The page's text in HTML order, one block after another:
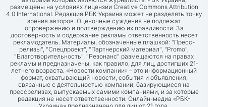
размещены на условиях лицензии Creative Commons Attribution
4.0 International. Редакция РБК-Украина может не разделять точку
зрения авторов. Оценочные суждения не подлежат
опровержению и подтверждению их правдивости. За
достоверность и содержание рекламы ответственность несет
рекламодатель. Материалы, обозначенные плашкой: "Пресс-
релизы", "Спецпроект", "Партнерский материал", "Promo",
"Благотворительность", "Резонанс" размещаются на правах
рекламы и предназначены, как правило, для лиц, достигших 21-
летнего возраста. «Новости компании» – это информационный
формат, охватывающий новости, события и объявления,
связанные с деятельностью компаний, базирующиеся на
прессрелизах, выпускаемых самими компаниями, и за которые
редакция не несет ответственности. Онлайн-медиа «РБК-